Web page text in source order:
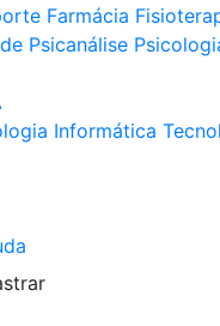
Farmácia
Psicanálise
Informática